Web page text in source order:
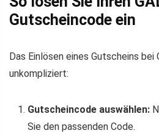
Gutscheincode ein
Das Einlösen eines Gutscheins bei
unkompliziert:
Gutscheincode auswählen:
Sie den passenden Code.